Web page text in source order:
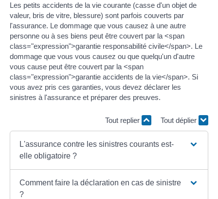
Les petits accidents de la vie courante (casse d'un objet de
valeur, bris de vitre, blessure) sont parfois couverts par
l'assurance. Le dommage que vous causez à une autre
personne ou à ses biens peut être couvert par la <span
class="expression">garantie responsabilité civile</span>. Le
dommage que vous vous causez ou que quelqu'un d'autre
vous cause peut être couvert par la <span
class="expression">garantie accidents de la vie</span>. Si
vous avez pris ces garanties, vous devez déclarer les
sinistres à l'assurance et préparer des preuves.
Tout replier Tout déplier
L'assurance contre les sinistres courants est-
elle obligatoire ?
Comment faire la déclaration en cas de sinistre
?